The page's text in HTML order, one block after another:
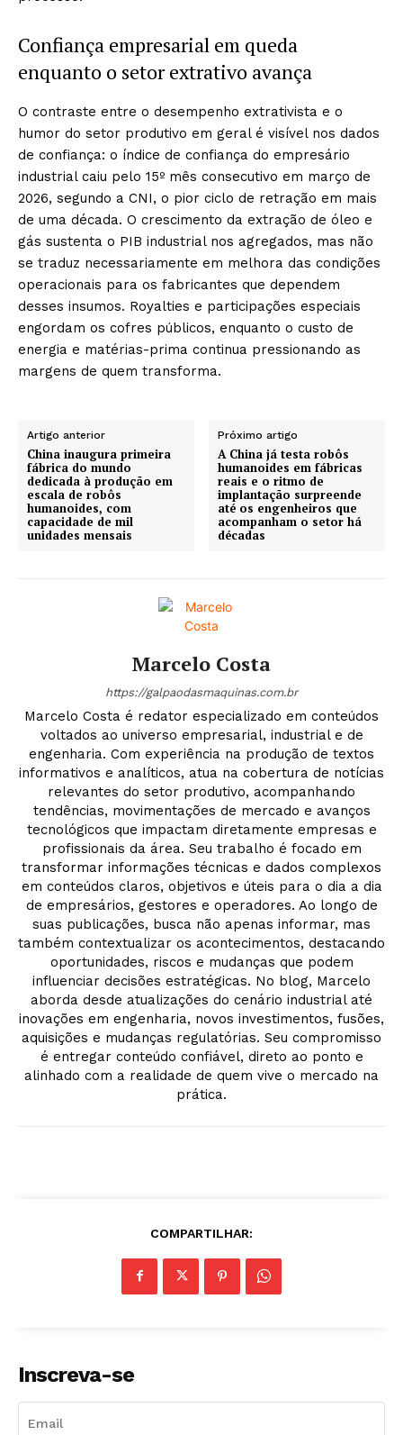
Confiança empresarial em queda
enquanto o setor extrativo avança
O contraste entre o desempenho extrativista e o
humor do setor produtivo em geral é visível nos dados
de confiança: o índice de confiança do empresário
industrial caiu pelo 15º mês consecutivo em março de
2026, segundo a CNI, o pior ciclo de retração em mais
de uma década. O crescimento da extração de óleo e
gás sustenta o PIB industrial nos agregados, mas não
se traduz necessariamente em melhora das condições
operacionais para os fabricantes que dependem
desses insumos. Royalties e participações especiais
engordam os cofres públicos, enquanto o custo de
energia e matérias-prima continua pressionando as
margens de quem transforma.
Artigo anterior
China inaugura primeira
fábrica do mundo
dedicada à produção em
escala de robôs
humanoides, com
capacidade de mil
unidades mensais
Próximo artigo
A China já testa robôs
humanoides em fábricas
reais e o ritmo de
implantação surpreende
até os engenheiros que
acompanham o setor há
décadas
Marcelo Costa
https://galpaodasmaquinas.com.br
Marcelo Costa é redator especializado em conteúdos
voltados ao universo empresarial, industrial e de
engenharia. Com experiência na produção de textos
informativos e analíticos, atua na cobertura de notícias
relevantes do setor produtivo, acompanhando
tendências, movimentações de mercado e avanços
tecnológicos que impactam diretamente empresas e
profissionais da área. Seu trabalho é focado em
transformar informações técnicas e dados complexos
em conteúdos claros, objetivos e úteis para o dia a dia
de empresários, gestores e operadores. Ao longo de
suas publicações, busca não apenas informar, mas
também contextualizar os acontecimentos, destacando
oportunidades, riscos e mudanças que podem
influenciar decisões estratégicas. No blog, Marcelo
aborda desde atualizações do cenário industrial até
inovações em engenharia, novos investimentos, fusões,
aquisições e mudanças regulatórias. Seu compromisso
é entregar conteúdo confiável, direto ao ponto e
alinhado com a realidade de quem vive o mercado na
prática.
COMPARTILHAR:
Inscreva-se